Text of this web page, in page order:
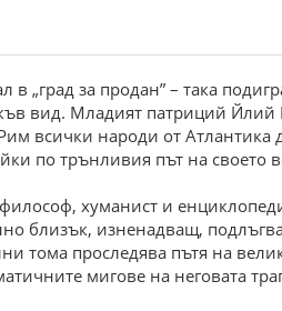
„град за продан” – така
вид. Младият патриций
всички народи от Атлантика
по трънливия път на своето
хуманист и
близък, изненадващ,
тома проследява пътя на
мигове на неговата